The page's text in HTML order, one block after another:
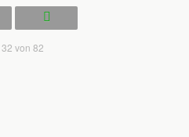
von 82